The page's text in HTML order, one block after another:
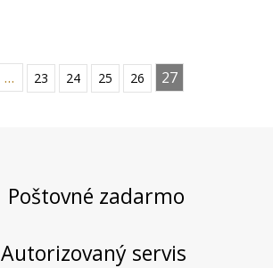
… 23 24 25 26 27
Poštovné zadarmo
Autorizovaný servis